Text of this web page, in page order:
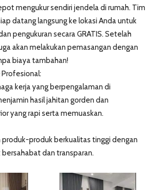
mengukur sendiri jendela di rumah. Tim
datang langsung ke lokasi Anda untuk
pengukuran secara GRATIS. Setelah
akan melakukan pemasangan dengan
biaya tambahan!
Profesional:
kerja yang berpengalaman di
hasil jahitan gorden dan
yang rapi serta memuaskan.
produk-produk berkualitas tinggi dengan
bersahabat dan transparan.